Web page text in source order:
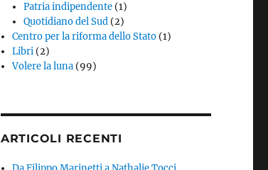
Patria indipendente (1)
Quotidiano del Sud (2)
Centro per la riforma dello Stato (1)
Libri (2)
Volere la luna (99)
ARTICOLI RECENTI